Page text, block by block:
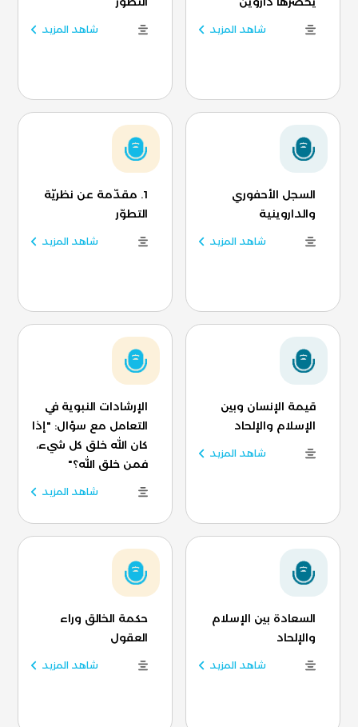
شاهد المزيد شاهد المزيد
السجل الأحفوري
والداروينية
شاهد المزيد
1. مقدّمة عن نظريّة
التطوّر
شاهد المزيد
قيمة الإنسان وبين
الإسلام والإلحاد
شاهد المزيد
الإرشادات النبوية في
التعامل مع سؤال: "إذا
كان الله خلق كل شيء،
فمن خلق الله؟"
شاهد المزيد
السعادة بين الإسلام
والإلحاد
شاهد المزيد
حكمة الخالق وراء
العقول
شاهد المزيد